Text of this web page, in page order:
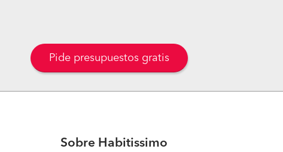
Pide presupuestos gratis
Sobre Habitissimo